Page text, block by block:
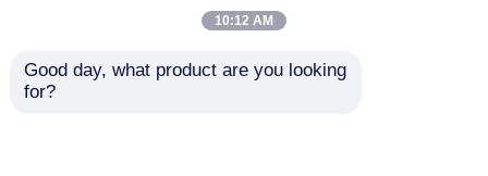
Mango de madera
lacado
10:12 AM
Good day, what product are you looking
for?